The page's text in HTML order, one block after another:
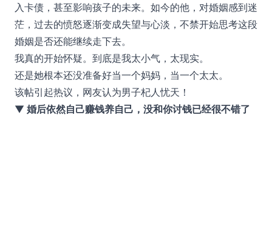
入卡债，甚至影响孩子的未来。如今的他，对婚姻感到迷
茫，过去的愤怒逐渐变成失望与心淡，不禁开始思考这段
婚姻是否还能继续走下去。
我真的开始怀疑。到底是我太小气，太现实。
还是她根本还没准备好当一个妈妈，当一个太太。
该帖引起热议，网友认为男子杞人忧天！
▼ 婚后依然自己赚钱养自己，没和你讨钱已经很不错了